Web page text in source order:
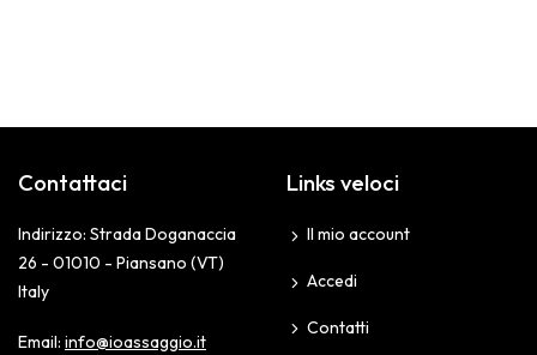
Contattaci
Indirizzo: Strada Doganaccia
26 - 01010 - Piansano (VT)
Italy
Email: info@ioassaggio.it
Links veloci
Il mio account
Accedi
Contatti